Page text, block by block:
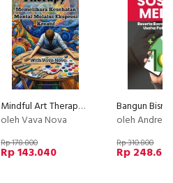
Mindful Art Therapy,Memelihara Kesehatan Mental Melalui Ekspresi Kreatif
oleh Vava Nova
Rp 178.800
Rp 143.040
oleh
Rp 310.800
Rp